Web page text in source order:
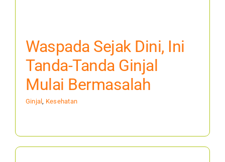
Waspada Sejak Dini, Ini
Tanda-Tanda Ginjal
Mulai Bermasalah
Ginjal, Kesehatan